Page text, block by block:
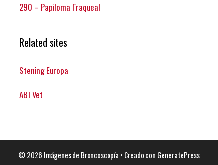
290 – Papiloma Traqueal
Related sites
Stening Europa
ABTVet
© 2026 Imágenes de Broncoscopía • Creado con GeneratePress